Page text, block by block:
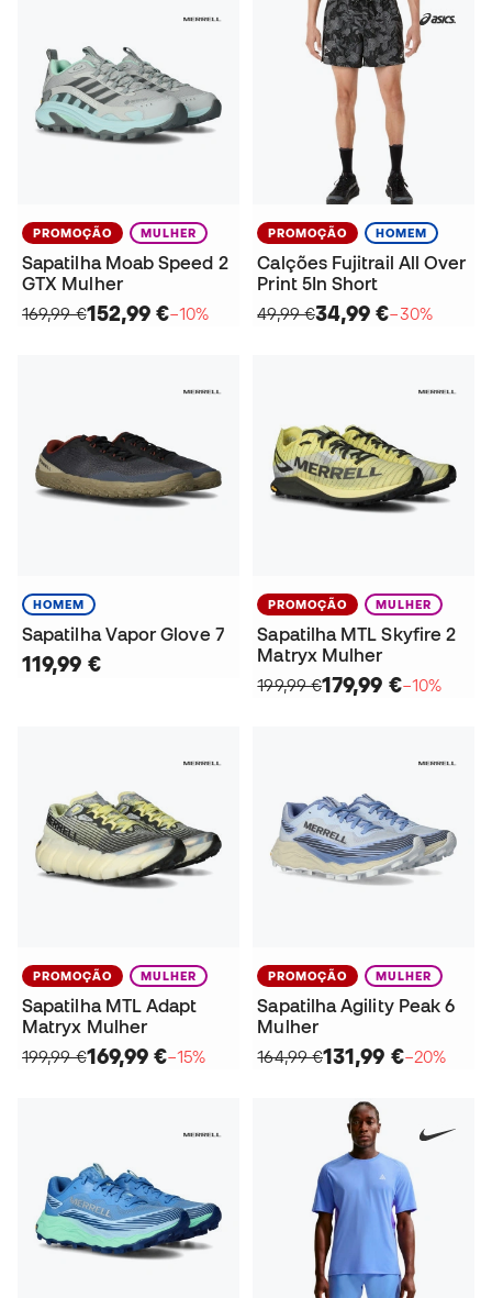
PROMOÇÃO MULHER
Sapatilha Moab Speed 2
GTX Mulher
169,99 €152,99 €−10%
PROMOÇÃO HOMEM
Calções Fujitrail All Over
Print 5In Short
49,99 €34,99 €−30%
HOMEM
Sapatilha Vapor Glove 7
119,99 €
PROMOÇÃO MULHER
Sapatilha MTL Skyfire 2
Matryx Mulher
199,99 €179,99 €−10%
PROMOÇÃO MULHER
Sapatilha MTL Adapt
Matryx Mulher
199,99 €169,99 €−15%
PROMOÇÃO MULHER
Sapatilha Agility Peak 6
Mulher
164,99 €131,99 €−20%